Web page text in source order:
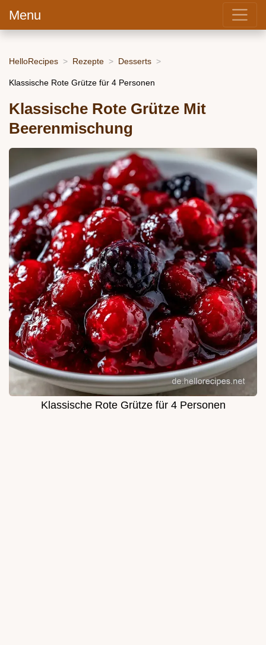
Menu
HelloRecipes Rezepte Desserts
Klassische Rote Grütze für 4 Personen
Klassische Rote Grütze Mit
Beerenmischung
Klassische Rote Grütze für 4 Personen